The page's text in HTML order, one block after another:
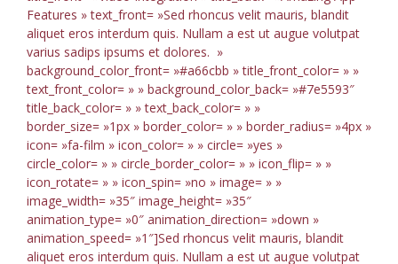
Features » text_front= »Sed rhoncus velit mauris, blandit
aliquet eros interdum quis. Nullam a est ut augue volutpat
varius sadips ipsums et dolores. »
background_color_front= »#a66cbb » title_front_color= » »
text_front_color= » » background_color_back= »#7e5593″
title_back_color= » » text_back_color= » »
border_size= »1px » border_color= » » border_radius= »4px »
icon= »fa-film » icon_color= » » circle= »yes »
circle_color= » » circle_border_color= » » icon_flip= » »
icon_rotate= » » icon_spin= »no » image= » »
image_width= »35″ image_height= »35″
animation_type= »0″ animation_direction= »down »
animation_speed= »1″]Sed rhoncus velit mauris, blandit
aliquet eros interdum quis. Nullam a est ut augue volutpat